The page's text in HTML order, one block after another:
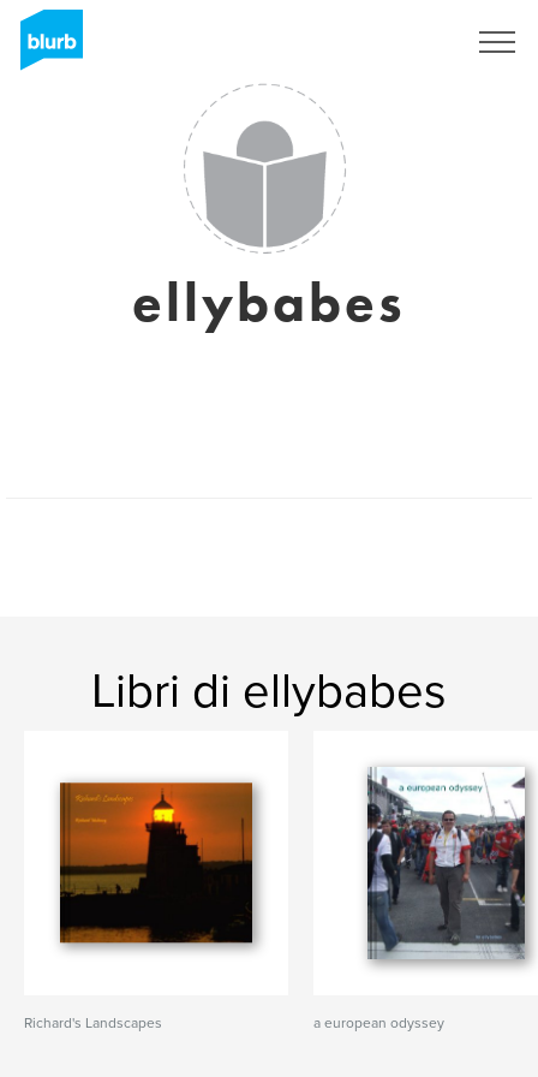
ellybabes
Libri di ellybabes
Richard's Landscapes a european odyssey